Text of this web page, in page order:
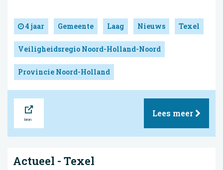
4 jaar Gemeente Laag Nieuws Texel
Veiligheidsregio Noord-Holland-Noord
Provincie Noord-Holland
Lees meer
Actueel - Texel